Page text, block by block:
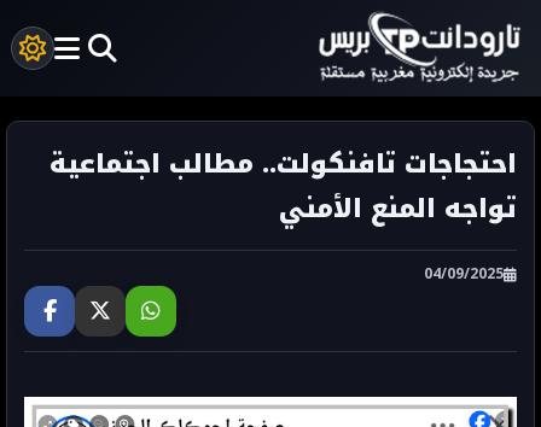
احتجاجات تافنكولت.. مطالب اجتماعية
تواجه المنع الأمني
04/09/2025